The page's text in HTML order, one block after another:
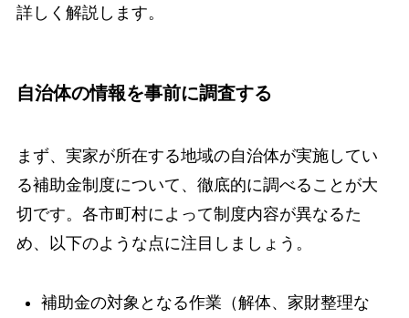
詳しく解説します。
自治体の情報を事前に調査する
まず、実家が所在する地域の自治体が実施してい
る補助金制度について、徹底的に調べることが大
切です。各市町村によって制度内容が異なるた
め、以下のような点に注目しましょう。
補助金の対象となる作業（解体、家財整理な